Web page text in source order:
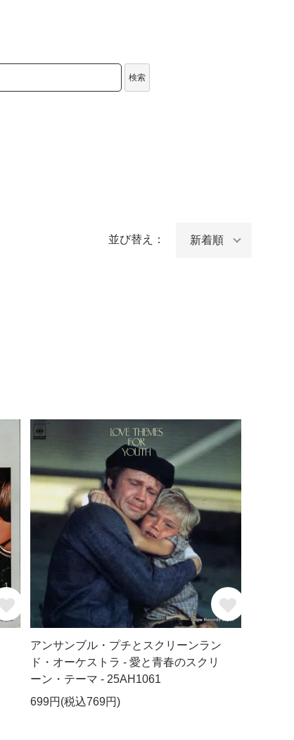
検索
並び替え：
アンサンブル・プチとスクリーンラン
ド・オーケストラ - 愛と青春のスクリ
ーン・テーマ - 25AH1061
699円(税込769円)